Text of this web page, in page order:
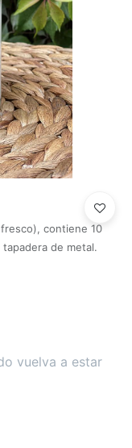
contiene 10
de metal.
vuelva a estar